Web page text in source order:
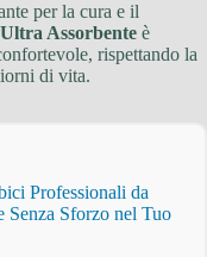
per la cura e il
Assorbente è
rispettando la
di vita.
Professionali da
Senza Sforzo nel Tuo